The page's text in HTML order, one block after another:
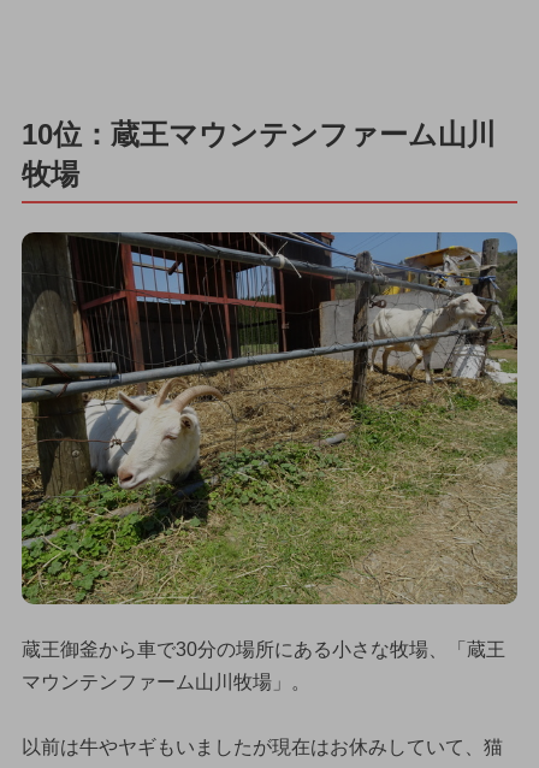
10位：蔵王マウンテンファーム山川
牧場
蔵王御釜から車で30分の場所にある小さな牧場、「蔵王
マウンテンファーム山川牧場」。
以前は牛やヤギもいましたが現在はお休みしていて、猫